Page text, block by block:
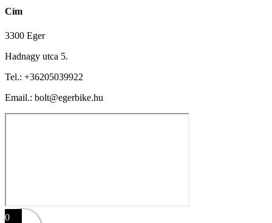
Cím
3300 Eger
Hadnagy utca 5.
Tel.: +36205039922
Email.: bolt@egerbike.hu
0